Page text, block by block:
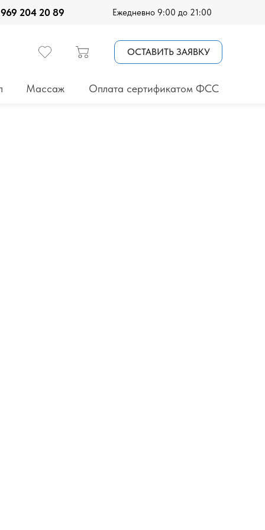
Ежедневно 9:00 до 21:00
204 20 89
Массаж
ОСТАВИТЬ ЗАЯВКУ
Оплата сертификатом ФСС